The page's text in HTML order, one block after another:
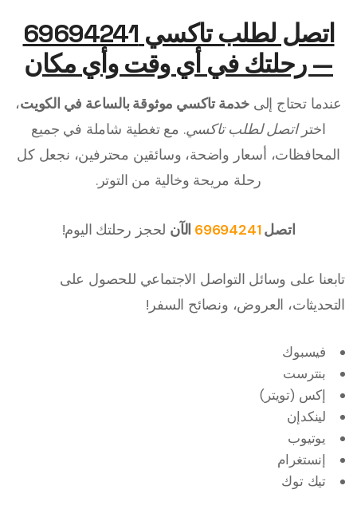
اتصل لطلب تاكسي 69694241
— رحلتك في أي وقت وأي مكان
عندما تحتاج إلى خدمة تاكسي موثوقة بالساعة في الكويت،
اختراتصل لطلب تاكسي. مع تغطية شاملة في جميع
المحافظات، أسعار واضحة، وسائقين محترفين، نجعل كل
رحلة مريحة وخالية من التوتر.
اتصل69694241 الآن لحجز رحلتك اليوم!
تابعنا على وسائل التواصل الاجتماعي للحصول على
التحديثات، العروض، ونصائح السفر!
فيسبوك
بنترست
إكس (تويتر)
لينكدإن
يوتيوب
إنستغرام
تيك توك